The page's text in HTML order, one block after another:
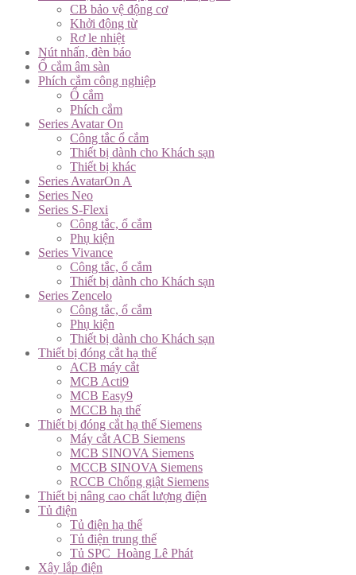
CB bảo vệ động cơ
Khởi động từ
Rơ le nhiệt
Nút nhấn, đèn báo
Ổ cắm âm sàn
Phích cắm công nghiệp
Ổ cắm
Phích cắm
Series Avatar On
Công tắc ổ cắm
Thiết bị dành cho Khách sạn
Thiết bị khác
Series AvatarOn A
Series Neo
Series S-Flexi
Công tắc, ổ cắm
Phụ kiện
Series Vivance
Công tắc, ổ cắm
Thiết bị dành cho Khách sạn
Series Zencelo
Công tắc, ổ cắm
Phụ kiện
Thiết bị dành cho Khách sạn
Thiết bị đóng cắt hạ thế
ACB máy cắt
MCB Acti9
MCB Easy9
MCCB hạ thế
Thiết bị đóng cắt hạ thế Siemens
Máy cắt ACB Siemens
MCB SINOVA Siemens
MCCB SINOVA Siemens
RCCB Chống giật Siemens
Thiết bị nâng cao chất lượng điện
Tủ điện
Tủ điện hạ thế
Tủ điện trung thế
Tủ SPC_Hoàng Lê Phát
Xây lắp điện